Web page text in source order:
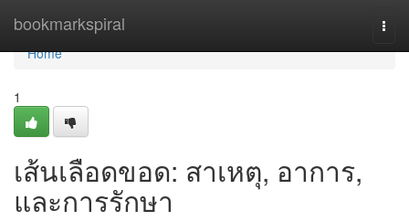
bookmarkspiral
Home
Home
1
เส้นเลือดขอด: สาเหตุ, อาการ,
และการรักษา